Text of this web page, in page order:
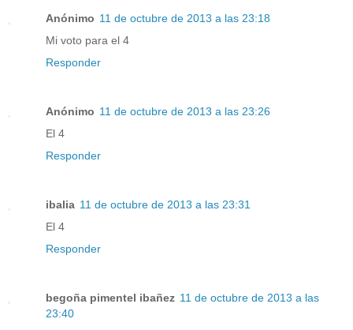
Anónimo 11 de octubre de 2013 a las 23:18
Mi voto para el 4
Responder
Anónimo 11 de octubre de 2013 a las 23:26
El 4
Responder
ibalia 11 de octubre de 2013 a las 23:31
El 4
Responder
begoña pimentel ibañez 11 de octubre de 2013 a las
23:40